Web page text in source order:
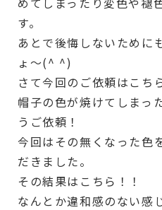
す。
あとで後悔しないために
ょ〜(^ ^)
さて今回のご依頼はこち
帽子の色が焼けてしまっ
うご依頼！
今回はその無くなった色
だきました。
その結果はこちら！！
なんとか違和感のない感